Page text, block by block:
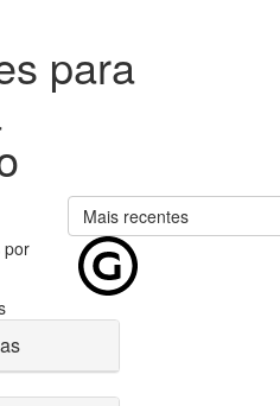
para
Mais recentes
por